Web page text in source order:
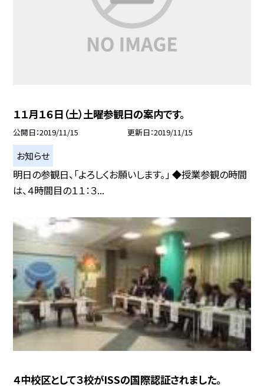
１１月１６日（土）土曜参観日の案内です。
公開日 2019/11/15 更新日 2019/11/15
お知らせ
明日の参観日、「よろしくお願いします。」 ◆授業参観の時間
は、４時間目の１１：３...
４中校区として３校がISSの国際認証されました。